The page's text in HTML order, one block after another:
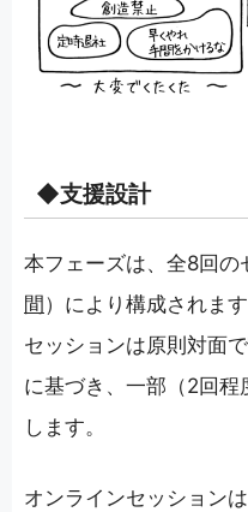
◆支援設計
本フェーズは、全8回の
間）により構成されます
セッションは原則対面
に基づき、一部（2回程
します。
オンラインセッション